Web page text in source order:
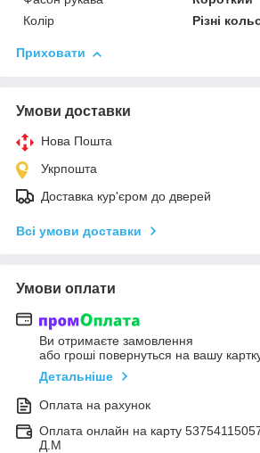
Колір
Різні
Приховати
Умови доставки
Нова Пошта
Укрпошта
Доставка кур'єром до дверей
Всі умови доставки
Умови оплати
Ви отримаєте замовлення
або гроші повернуться на вашу
Детальніше
Оплата на рахунок
Оплата онлайн на карту
Д.М